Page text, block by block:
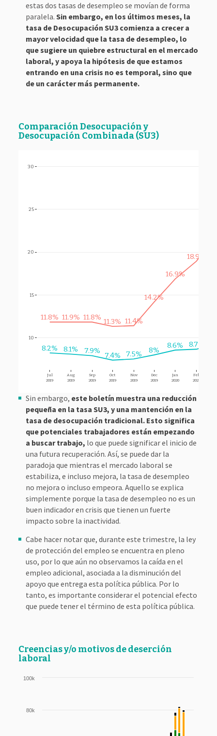
estas dos tasas de desempleo se movían de forma
paralela. Sin embargo, en los últimos meses, la
tasa de Desocupación SU3 comienza a crecer a
mayor velocidad que la tasa de desempleo, lo
que sugiere un quiebre estructural en el mercado
laboral, y apoya la hipótesis de que estamos
entrando en una crisis no es temporal, sino que
de un carácter más permanente.
Comparación Desocupación y
Desocupación Combinada (SU3)
11.8% 11.9% 11.8% 11.3% 11.4%
14.2%
16.9%
18.9%
8.2% 8.1% 7.9%
7.4% 7.5% 8%
8.6% 8.7%
Jul
2019
Aug
2019
Sep
2019
Oct
2019
Nov
2019
Dec
2019
Jan
2020
Feb
2020
10
15
20
25
30
Sin embargo, este boletín muestra una reducción
pequeña en la tasa SU3, y una mantención en la
tasa de desocupación tradicional. Esto significa
que potenciales trabajadores están empezando
a buscar trabajo, lo que puede significar el inicio de
una futura recuperación. Así, se puede dar la
paradoja que mientras el mercado laboral se
estabiliza, e incluso mejora, la tasa de desempleo
no mejora o incluso empeora. Aquello se explica
simplemente porque la tasa de desempleo no es un
buen indicador en crisis que tienen un fuerte
impacto sobre la inactividad.
Cabe hacer notar que, durante este trimestre, la ley
de protección del empleo se encuentra en pleno
uso, por lo que aún no observamos la caída en el
empleo adicional, asociada a la disminución del
apoyo que entrega esta política pública. Por lo
tanto, es importante considerar el potencial efecto
que puede tener el término de esta política pública.
Creencias y/o motivos de deserción
laboral
80k
100k